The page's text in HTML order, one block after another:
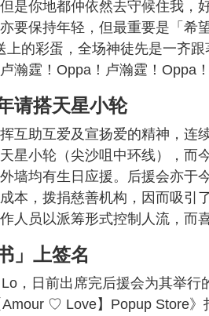
是你地都仲依然去守候住我，
要保持年轻，但最重要是「希
上的彩蛋，全场神徒先是一齐
瀚霆！Oppa！卢瀚霆！Oppa
请搭天星小轮
互助互爱及宣扬爱的精神，连
星小轮（尖沙咀中环线），而
墙均有生日应援。后援会亦于
本，拨捐慈善机构，因而吸引
人员以派筹形式控制人流，而
」上签名
，日前出席完后援会为其举
Amour ♡ Love】Popup Store